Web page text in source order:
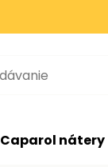
Caparol nátery